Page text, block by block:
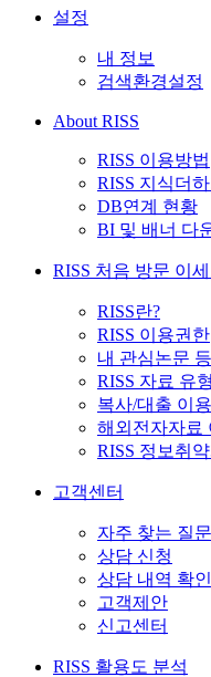
설정
내 정보
검색환경설정
About RISS
RISS 이용방법
RISS 지식더하
DB연계 현황
BI 및 배너 다
RISS 처음 방문 이
RISS란?
RISS 이용권한
내 관심논문
RISS 자료 유
복사/대출 이
해외전자자료
RISS 정보취
고객센터
자주 찾는 질문
상담 신청
상담 내역 확인
고객제안
신고센터
RISS 활용도 분석